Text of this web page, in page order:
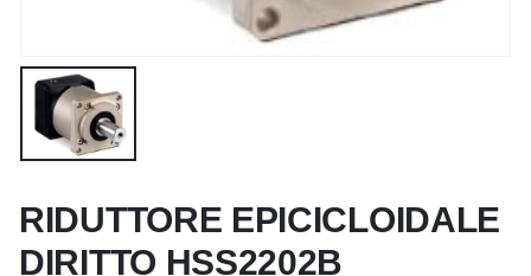
RIDUTTORE EPICICLOIDALE
DIRITTO HSS2202B